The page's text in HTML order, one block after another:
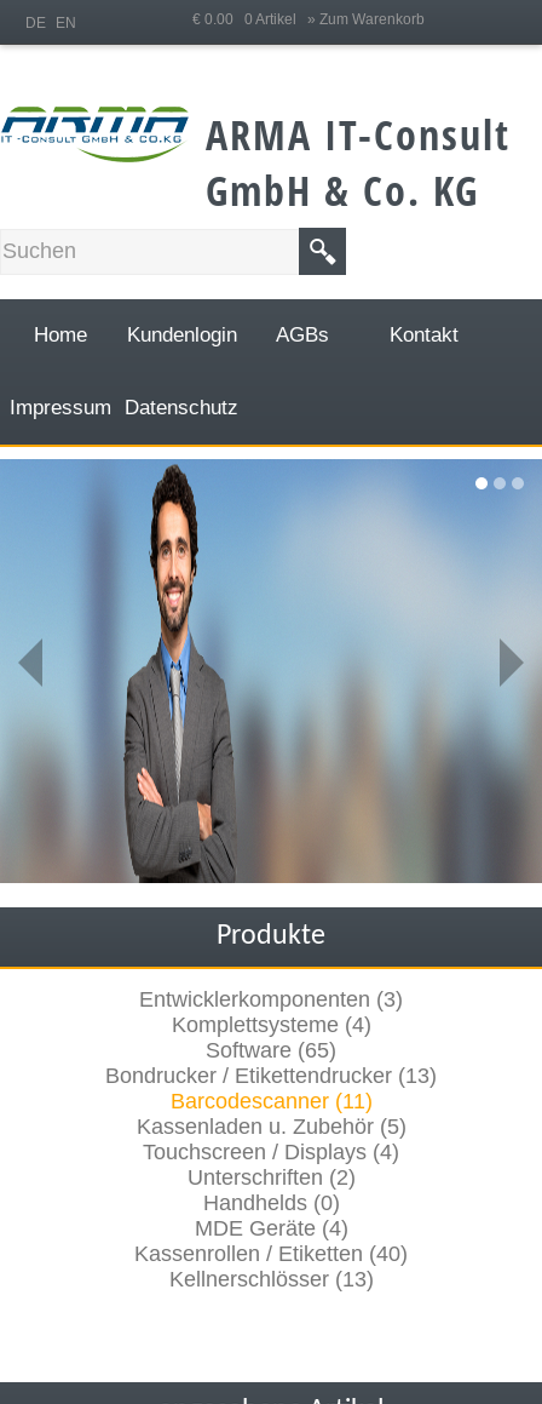
€ 0.00 0 Artikel » Zum Warenkorb
DE EN
ARMA IT-Consult
GmbH & Co. KG
Home Kundenlogin AGBs Kontakt
Impressum Datenschutz
Produkte
Entwicklerkomponenten (3)
Komplettsysteme (4)
Software (65)
Bondrucker / Etikettendrucker (13)
Barcodescanner (11)
Kassenladen u. Zubehör (5)
Touchscreen / Displays (4)
Unterschriften (2)
Handhelds (0)
MDE Geräte (4)
Kassenrollen / Etiketten (40)
Kellnerschlösser (13)